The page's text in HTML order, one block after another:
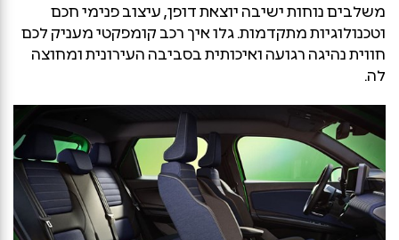
משלבים נוחות ישיבה יוצאת דופן, עיצוב פנימי חכם
וטכנולוגיות מתקדמות. גלו איך רכב קומפקטי מעניק לכם
חווית נהיגה רגועה ואיכותית בסביבה העירונית ומחוצה
לה.